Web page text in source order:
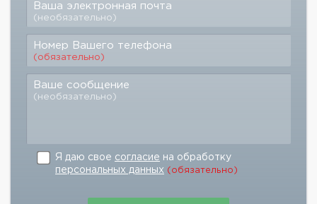
Ваша электронная почта
(необязательно)
Номер Вашего телефона
(обязательно)
Ваше сообщение
(необязательно)
Я даю свое согласие на обработку
персональных данных (обязательно)